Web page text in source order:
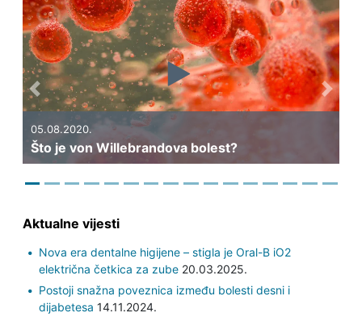
05.08.2020.
Što je von Willebrandova bolest?
Previous Next
Aktualne vijesti
Nova era dentalne higijene – stigla je Oral-B iO2
električna četkica za zube20.03.2025.
Postoji snažna poveznica između bolesti desni i
dijabetesa 14.11.2024.